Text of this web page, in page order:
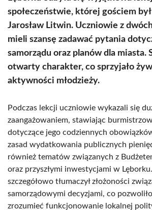
społeczeństwie, której gościem
Jarosław Litwin. Uczniowie z
mieli szansę zadawać pytania
samorządu oraz planów dla miasta.
otwarty charakter, co sprzyjało
aktywności młodzieży.
Podczas lekcji uczniowie wykazali się
zaangażowaniem, stawiając
dotyczące jego codziennych
zasad wydatkowania publicznych
również tematów związanych z
oraz przyszłymi inwestycjami w
szczegółowo tłumaczył złożoności
samorządowymi decyzjami, co
zrozumieć funkcjonowanie lokalnej